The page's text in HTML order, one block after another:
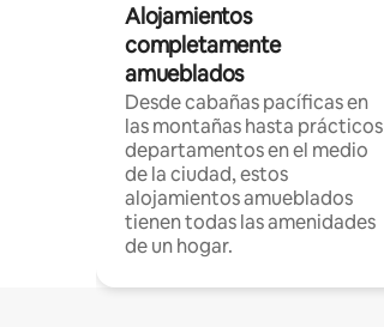
Alojamientos
completamente
amueblados
Desde cabañas pacíficas en
las montañas hasta prácticos
departamentos en el medio
de la ciudad, estos
alojamientos amueblados
tienen todas las amenidades
de un hogar.